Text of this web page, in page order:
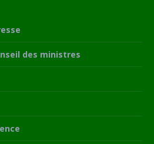
des ministres